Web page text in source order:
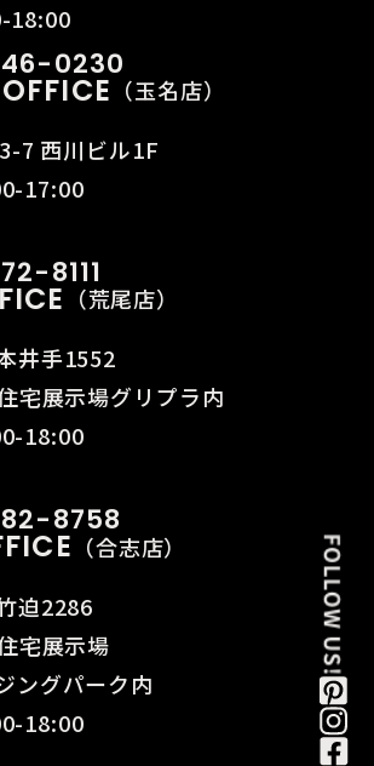
18:00
0230
（玉名店）
7 西川ビル1F
17:00
8111
（荒尾店）
井手1552
宅展示場グリプラ内
18:00
8758
（合志店）
迫2286
宅展示場
ングパーク内
18:00